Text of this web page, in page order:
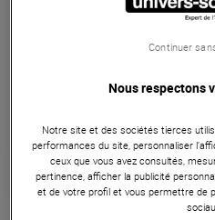
Exposé en magasin
66 / mois
Garantie
Nous respectons
Notre site et des sociétés tierces
performances du site, personnaliser
ceux que vous avez consultés,
pertinence, afficher la publicité
et de votre profil et vous permettre de
Continuer